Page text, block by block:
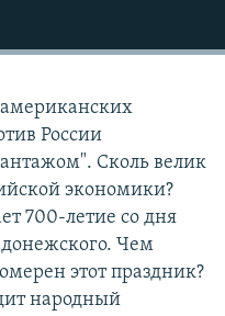
России
Сколь велик
экономики?
700-летие со дня
Чем
этот праздник?
народный